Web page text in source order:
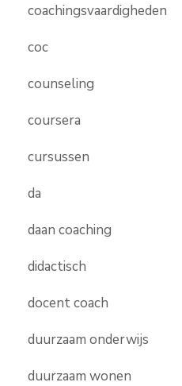
coachingsvaardigheden
coc
counseling
coursera
cursussen
da
daan coaching
didactisch
docent coach
duurzaam onderwijs
duurzaam wonen